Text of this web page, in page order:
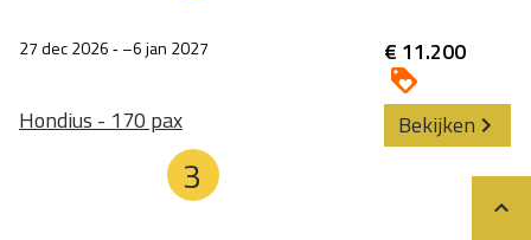
27 dec 2026‐ 6 jan 2027
Hondius - 170 pax
€ 11.200
3
Bekijken